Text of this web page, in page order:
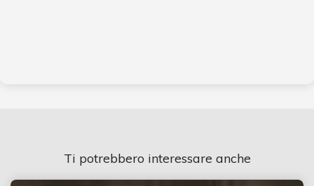
Ti potrebbero interessare anche